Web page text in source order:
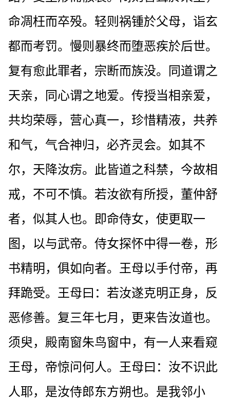
命凋枉而卒殁。轻则祸锺於父母，诣玄
都而考罚。慢则暴终而堕恶疾於后世。
复有愈此罪者，宗断而族没。同道谓之
天亲，同心谓之地爱。传授当相亲爱，
共均荣辱，营心真一，珍惜精液，共养
和气，气合神归，必齐灵会。如其不
尔，天降汝疠。此皆道之科禁，今故相
戒，不可不慎。若汝欲有所授，董仲舒
者，似其人也。即命侍女，使更取一
图，以与武帝。侍女探怀中得一卷，形
书精明，俱如向者。王母以手付帝，再
拜跪受。王母曰：若汝遂克明正身，反
恶修善。复三年七月，更来告汝道也。
须臾，殿南窗朱鸟窗中，有一人来看窥
王母，帝惊问何人。王母曰：汝不识此
人耶，是汝侍郎东方朔也。是我邻小